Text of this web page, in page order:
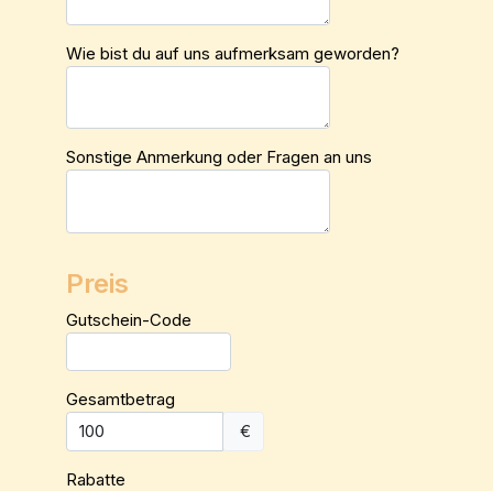
Wie bist du auf uns aufmerksam geworden?
Sonstige Anmerkung oder Fragen an uns
Preis
Gutschein-Code
Gesamtbetrag
€
Rabatte